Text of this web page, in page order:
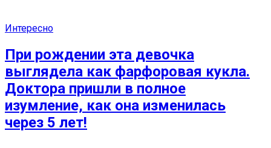
Интересно
При рождении эта девочка
выглядела как фарфоровая кукла.
Доктора пришли в полное
изумление, как она изменилась
через 5 лет!